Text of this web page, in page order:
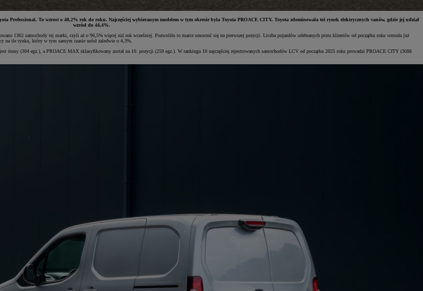
Professional. To wzrost o 40,2% rok do roku. Najczęściej wybieranym modelem w tym okresie była Toyota PROACE CITY. Toyota zdominowała też rynek elektrycznych vanów, gdzie jej udział
wzrósł do 44,4%.
1362 samochody tej marki, czyli aż o 96,5% więcej niż rok wcześniej. Pozwoliło to marce umocnić się na pierwszej pozycji. Liczba pojazdów odebranych przez klientów od początku roku wzrosła już
na tle rynku, który w tym samym czasie urósł zaledwie o 4,3%.
ósmy (304 egz.), a PROACE MAX sklasyfikowany został na 10. pozycji (259 egz.). W rankingu 10 najczęściej rejestrowanych samochodów LCV od początku 2025 roku prowadzi PROACE CITY (3088